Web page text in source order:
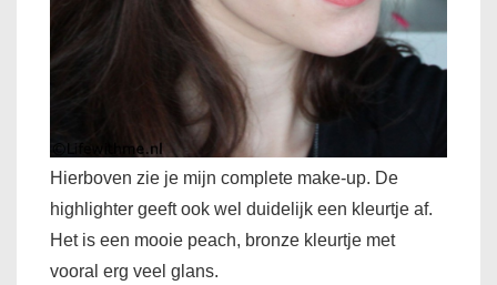
Hierboven zie je mijn complete make-up. De
highlighter geeft ook wel duidelijk een kleurtje af.
Het is een mooie peach, bronze kleurtje met
vooral erg veel glans.